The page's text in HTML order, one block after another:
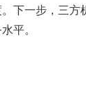
下一步，三方
平。